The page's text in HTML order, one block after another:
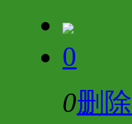
0
0删除